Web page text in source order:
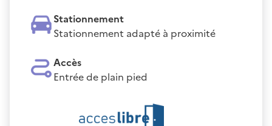
Stationnement
Stationnement adapté à proximité
Accès
Entrée de plain pied